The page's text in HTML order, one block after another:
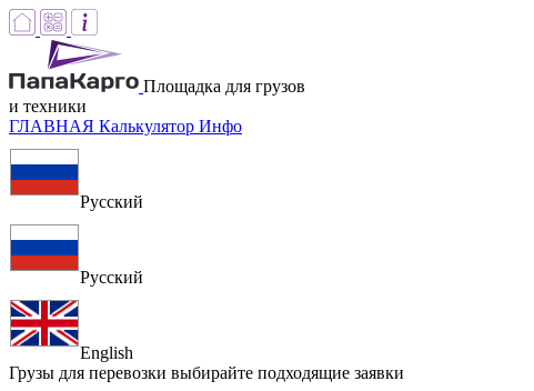
Площадка для грузов
и техники
ГЛАВНАЯ Калькулятор Инфо
Русский
Русский
English
Грузы для перевозки выбирайте подходящие заявки